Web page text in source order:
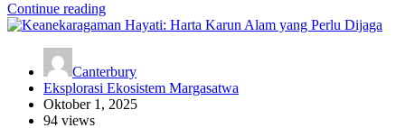
Continue reading
Canterbury
Eksplorasi Ekosistem Margasatwa
Oktober 1, 2025
94 views